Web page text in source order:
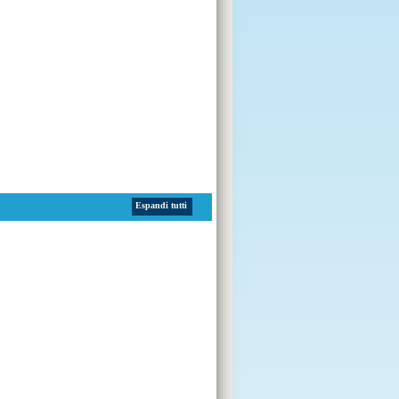
Espandi tutti